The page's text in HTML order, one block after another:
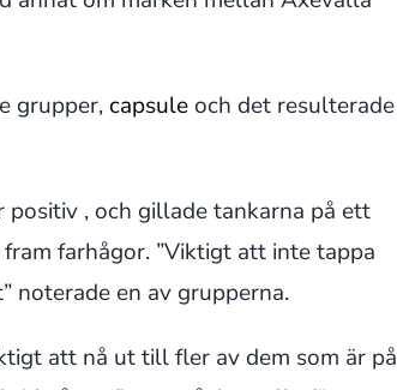
grupper,capsuleoch det resulterade
positiv , och gillade tankarna på ett
farhågor. ”Viktigt att inte tappa
noterade en av grupperna.
att nå ut till fler av dem som är på